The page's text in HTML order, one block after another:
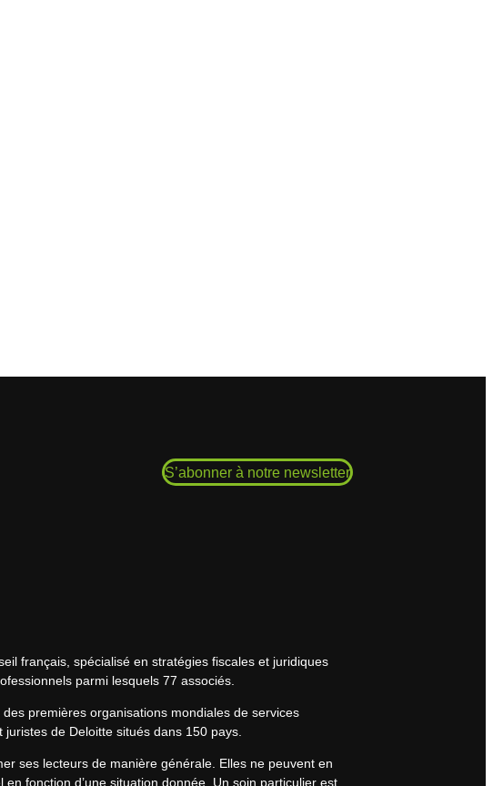
S’abonner à notre newsletter
français, spécialisé en stratégies fiscales et juridiques
parmi lesquels 77 associés.
premières organisations mondiales de services
de Deloitte situés dans 150 pays.
ses lecteurs de manière générale. Elles ne peuvent en
fonction d’une situation donnée. Un soin particulier est